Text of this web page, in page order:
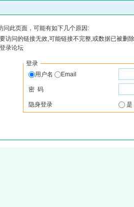
问此页面，可能有如下几个原因:
访问的链接无效,可能链接不完整,或数据已被删
录论坛
登录
用户名
Email
密 码
隐身登录